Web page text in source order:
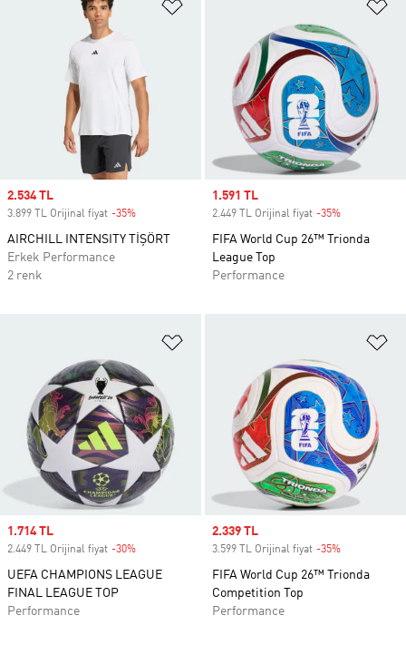
Sale price
2.534 TL
3.899 TL Orijinal fiyat -35%
AIRCHILL INTENSITY TİŞÖRT
Erkek Performance
2 renk
Sale price
1.591 TL
2.449 TL Orijinal fiyat -35%
FIFA World Cup 26™ Trionda
League Top
Performance
Sale price
1.714 TL
2.449 TL Orijinal fiyat -30%
UEFA CHAMPIONS LEAGUE
FINAL LEAGUE TOP
Performance
Sale price
2.339 TL
3.599 TL Orijinal fiyat -35%
FIFA World Cup 26™ Trionda
Competition Top
Performance